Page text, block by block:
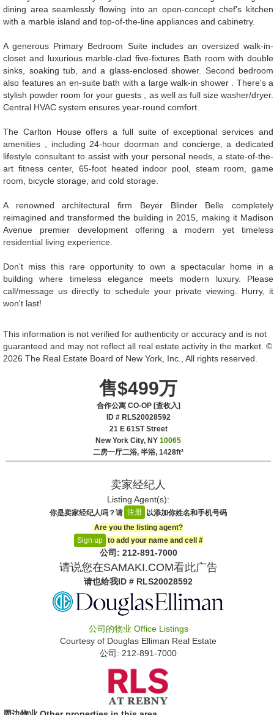
dining area seamlessly flowing into an open-concept chef's kitchen
with a marble island and top-of-the-line appliances and cabinetry.
A generous Primary Bedroom Suite includes an oversized walk-in-
closet and luxurious marble-clad five-fixtures Bath room with double
sinks, soaking tub, and a glass-enclosed shower. Second bedroom
also features an en-suite bath with a large walk-in shower . There's a
stylish powder room for your guests , as well as full size washer/dryer.
Central HVAC system ensures year-round comfort.
The Carlton House offers a full suite of exceptional services and
amenities , including 24-hour doorman and concierge, a dedicated
lifestyle consultant to assist with your personal needs, a state-of-the-
art fitness center, 65-foot heated indoor pool, steam room, game
room, bicycle storage, and cold storage.
A renowned architectural firm Beyer Blinder Belle completely
reimagined and transformed the building in 2015, making it Madison
Avenue premier development offering a modern yet timeless
residential living experience.
Don't miss this rare opportunity to own a spectacular home in a
building where timeless elegance meets modern luxury. Please
call/message us directly to schedule your private viewing. Hurry, it
won't last!
This information is not verified for authenticity or accuracy and is not
guaranteed and may not reflect all real estate activity in the market. ©
2026 The Real Estate Board of New York, Inc., All rights reserved.
售$499万
合作公寓 CO-OP [查收入]
ID # RLS20028592
‎21 E 61ST Street
New York City, NY 10065
二房一厅二浴, 半浴, 1428ft²
卖家经纪人
Listing Agent(s):‎
你是卖家经纪人吗？请 注册
以添加你姓名和手机号码
Are you the listing agent?
Sign up
to add your name and cell #‎
公司: ‍212-891-7000
请说您在SAMAKI.COM看此广告
请也给我ID # RLS20028592
公司的物业 Office Listings
Courtesy of Douglas Elliman Real Estate
公司: ‍212-891-7000